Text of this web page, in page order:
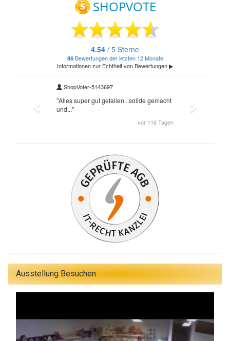
Ausstellung Besuchen